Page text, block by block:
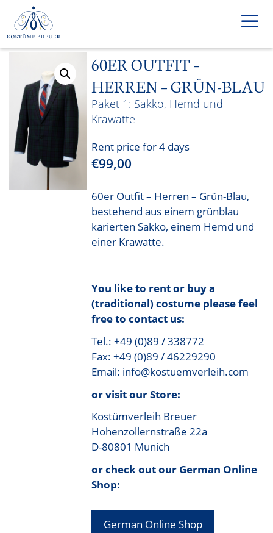
content
60ER OUTFIT –
HERREN – GRÜN-BLAU
Sakko, Hemd und
Krawatte
Rent price for 4 days
€99,00
60er Outfit – Herren – Grün-Blau,
bestehend aus einem grünblau
karierten Sakko, einem Hemd und
einer Krawatte.
You like to rent or buy a
(traditional) costume please feel
free to contact us:
Tel.: +49 (0)89 / 338772
Fax: +49 (0)89 / 46229290
Email: info@kostuemverleih.com
or visit our Store:
Kostümverleih Breuer
Hohenzollernstraße 22a
D-80801 Munich
or check out our German Online
Shop:
German Online Shop